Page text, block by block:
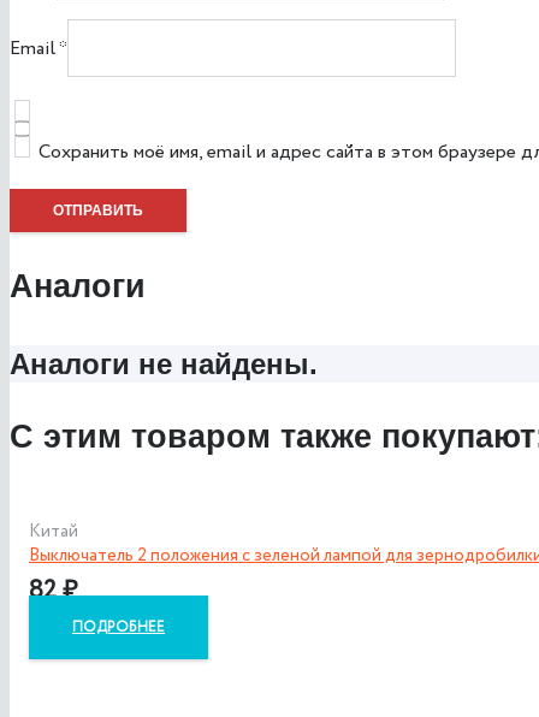
Email*
Сохранить моё имя, email и адрес сайта в этом браузере
Аналоги
Аналоги не найдены.
С этим товаром также
Китай
Выключатель 2 положения с зеленой лампой для
82₽
ПОДРОБНЕЕ